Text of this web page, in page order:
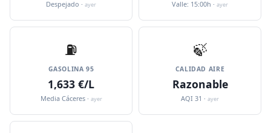
Despejado · ayer Valle: 15:00h · ayer
⛽️
GASOLINA 95
1,633 €/L
Media Cáceres · ayer
🍃
CALIDAD AIRE
Razonable
AQI 31 · ayer